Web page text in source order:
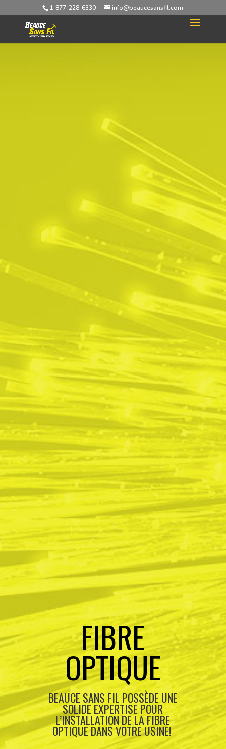
1-877-228-6330 info@beaucesansfil.com
FIBRE
OPTIQUE
BEAUCE SANS FIL POSSÈDE UNE
SOLIDE EXPERTISE POUR
L’INSTALLATION DE LA FIBRE
OPTIQUE DANS VOTRE USINE!